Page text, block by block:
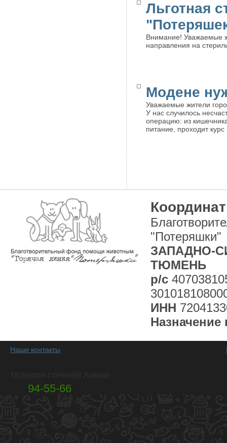
Льготная
Внимание! Уважаемые
направления на
Модене
Уважаемые жители
У нас случилось
операцию: из
питание, проходит
"Потеряшки"
ЗАПАДНО-
ТЮМЕНЬ
р/с
ИНН
Назначение
Наши контакты
94-55-66